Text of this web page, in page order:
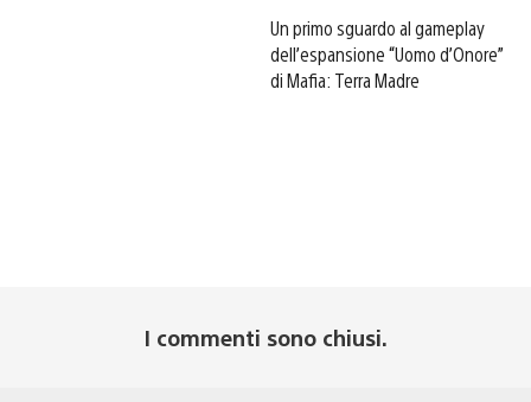
Un primo sguardo al gameplay
dell’espansione “Uomo d’Onore”
di Mafia: Terra Madre
I commenti sono chiusi.